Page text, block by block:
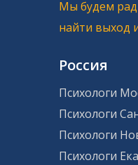
Мы будем
найти выход
Россия
Психологи
Психологи
Психологи
Психологи